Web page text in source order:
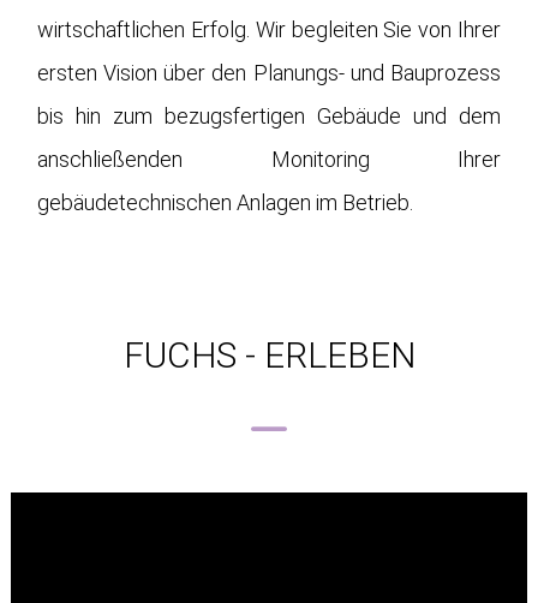
wirtschaftlichen Erfolg. Wirbegleiten Sie von Ihrer
ersten Vision über den Planungs- und Bauprozess
bis hin zum bezugsfertigen Gebäude und dem
anschließenden Monitoring Ihrer
gebäudetechnischen Anlagen im Betrieb.
FUCHS - ERLEBEN